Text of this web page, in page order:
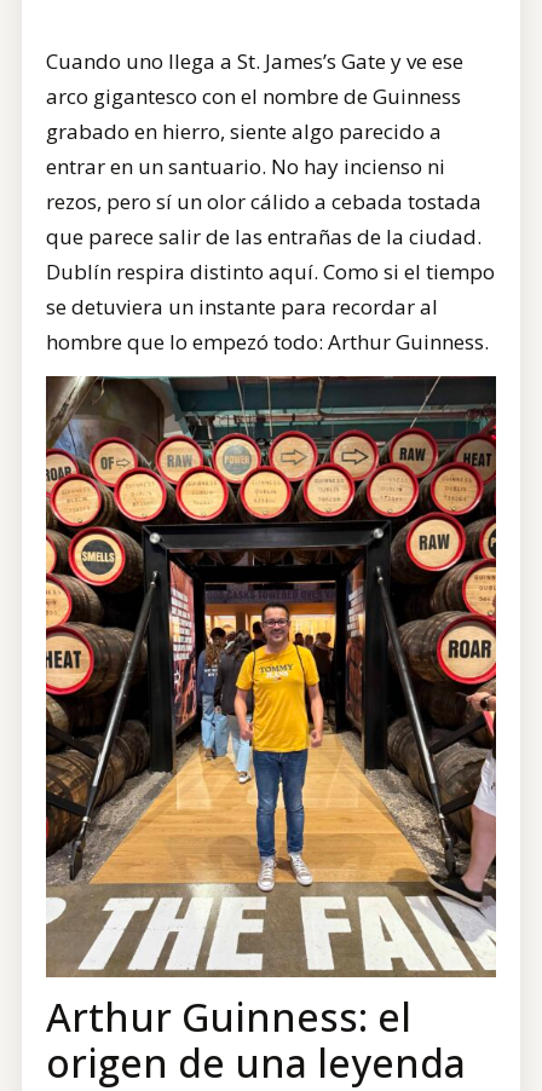
Cuando uno llega a St. James’s Gate y ve ese
arco gigantesco con el nombre de Guinness
grabado en hierro, siente algo parecido a
entrar en un santuario. No hay incienso ni
rezos, pero sí un olor cálido a cebada tostada
que parece salir de las entrañas de la ciudad.
Dublín respira distinto aquí. Como si el tiempo
se detuviera un instante para recordar al
hombre que lo empezó todo: Arthur Guinness.
Arthur Guinness: el
origen de una leyenda